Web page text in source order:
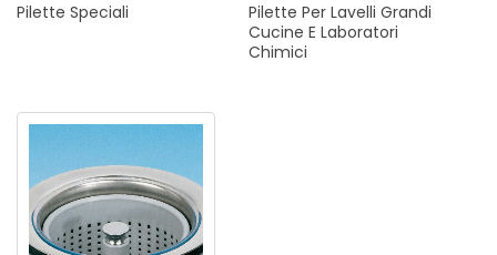
Pilette Speciali Pilette Per Lavelli Grandi
Cucine E Laboratori
Chimici